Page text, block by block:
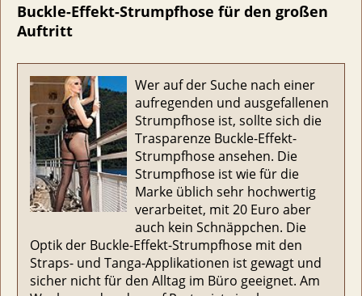
Buckle-Effekt-Strumpfhose für den großen
Auftritt
Wer auf der Suche nach einer
aufregenden und ausgefallenen
Strumpfhose ist, sollte sich die
Trasparenze Buckle-Effekt-
Strumpfhose ansehen. Die
Strumpfhose ist wie für die
Marke üblich sehr hochwertig
verarbeitet, mit 20 Euro aber
auch kein Schnäppchen. Die
Optik der Buckle-Effekt-Strumpfhose mit den
Straps- und Tanga-Applikationen ist gewagt und
sicher nicht für den Alltag im Büro geeignet. Am